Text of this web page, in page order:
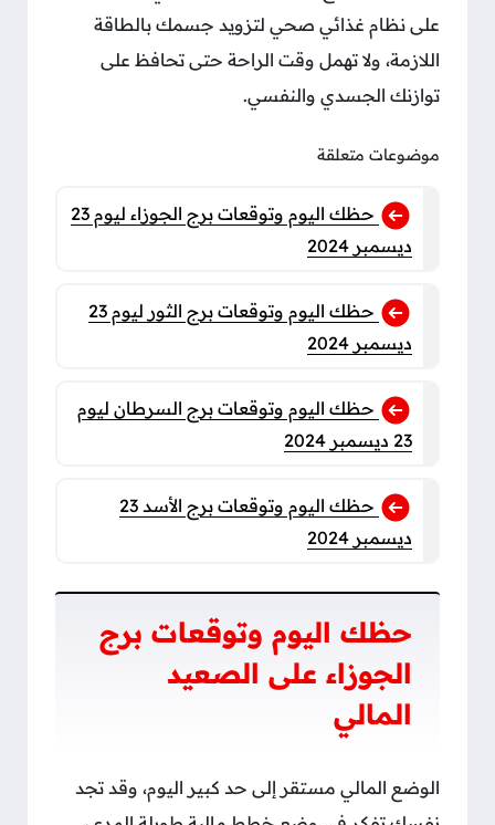
على نظام غذائي صحي لتزويد جسمك بالطاقة
اللازمة، ولا تهمل وقت الراحة حتى تحافظ على
توازنك الجسدي والنفسي.
موضوعات متعلقة
حظك اليوم وتوقعات برج الجوزاء ليوم 23
ديسمبر 2024
حظك اليوم وتوقعات برج الثور ليوم 23
ديسمبر 2024
حظك اليوم وتوقعات برج السرطان ليوم
23 ديسمبر 2024
حظك اليوم وتوقعات برج الأسد 23
ديسمبر 2024
حظك اليوم وتوقعات برج
الجوزاء على الصعيد
المالي
الوضع المالي مستقر إلى حد كبير اليوم، وقد تجد